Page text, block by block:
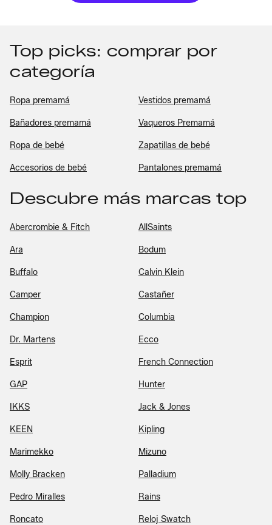
Top picks: comprar por
categoría
Ropa premamá Vestidos premamá
Bañadores premamá Vaqueros Premamá
Ropa de bebé Zapatillas de bebé
Accesorios de bebé Pantalones premamá
Descubre más marcas top
Abercrombie & Fitch AllSaints
Ara Bodum
Buffalo Calvin Klein
Camper Castañer
Champion Columbia
Dr. Martens Ecco
Esprit French Connection
GAP Hunter
IKKS Jack & Jones
KEEN Kipling
Marimekko Mizuno
Molly Bracken Palladium
Pedro Miralles Rains
Roncato Reloj Swatch